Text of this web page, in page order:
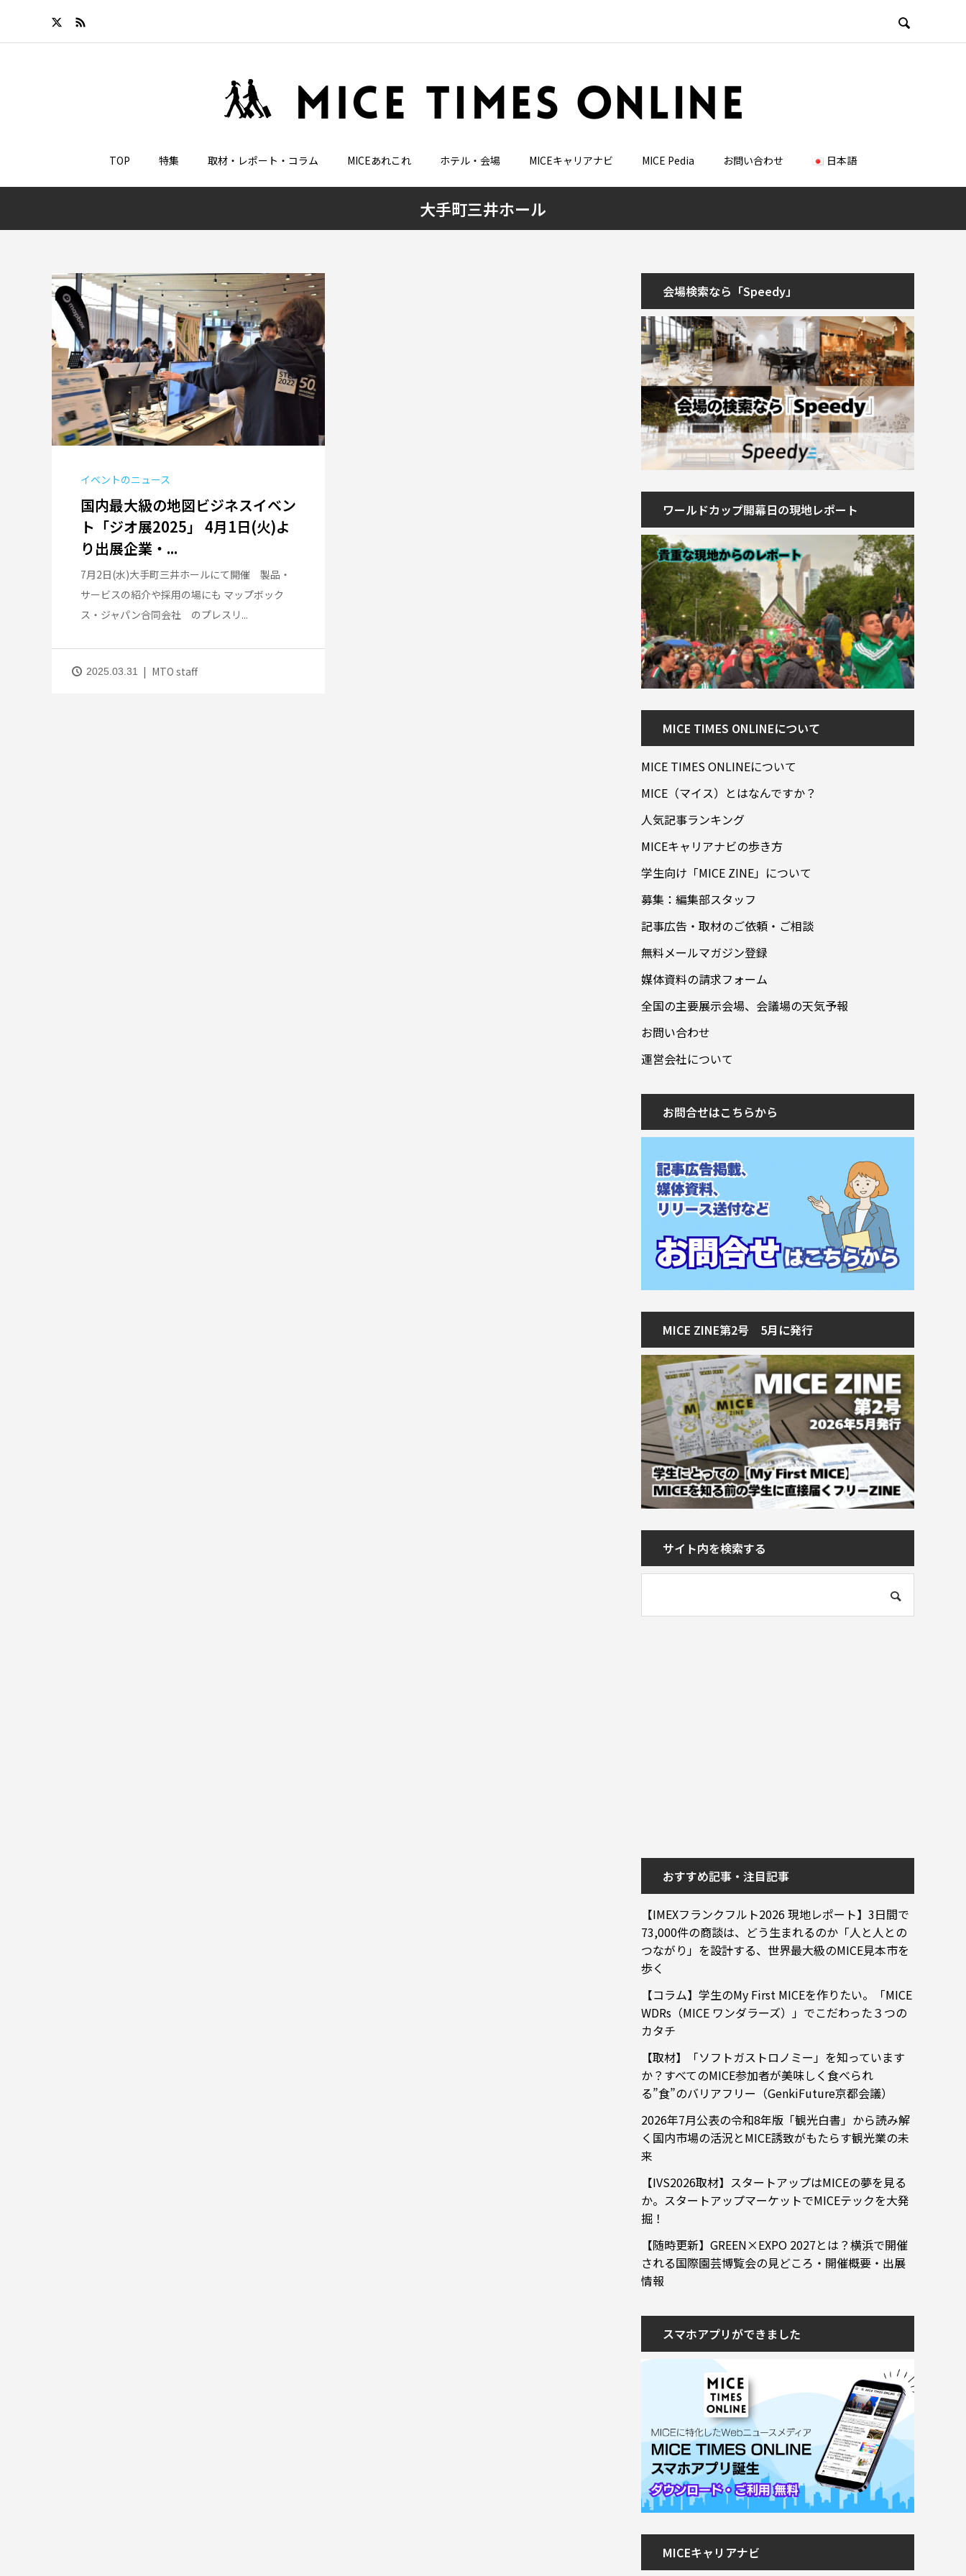

TOP 特集 取材・レポート・コラム MICEあれこれ ホテル・会場 MICEキャリアナビ MICE Pedia お問い合わせ 日本語
大手町三井ホール
イベントのニュース
国内最大級の地図ビジネスイベン
ト「ジオ展2025」 4月1日(火)よ
り出展企業・...
7月2日(水)大手町三井ホールにて開催 製品・
サービスの紹介や採用の場にも マップボック
ス・ジャパン合同会社 のプレスリ...
2025.03.31 MTO staff
会場検索なら「Speedy」
ワールドカップ開幕日の現地レポート
MICE TIMES ONLINEについて
MICE TIMES ONLINEについて
MICE（マイス）とはなんですか？
人気記事ランキング
MICEキャリアナビの歩き方
学生向け「MICE ZINE」について
募集：編集部スタッフ
記事広告・取材のご依頼・ご相談
無料メールマガジン登録
媒体資料の請求フォーム
全国の主要展示会場、会議場の天気予報
お問い合わせ
運営会社について
お問合せはこちらから
MICE ZINE第2号 5月に発行
サイト内を検索する
おすすめ記事・注目記事
【IMEXフランクフルト2026 現地レポート】3日間で
73,000件の商談は、どう生まれるのか「人と人との
つながり」を設計する、世界最大級のMICE見本市を
歩く
【コラム】学生のMy First MICEを作りたい。「MICE
WDRs（MICE ワンダラーズ）」でこだわった３つの
カタチ
【取材】「ソフトガストロノミー」を知っています
か？すべてのMICE参加者が美味しく食べられ
る”食”のバリアフリー（GenkiFuture京都会議）
2026年7月公表の令和8年版「観光白書」から読み解
く国内市場の活況とMICE誘致がもたらす観光業の未
来
【IVS2026取材】スタートアップはMICEの夢を見る
か。スタートアップマーケットでMICEテックを大発
掘！
【随時更新】GREEN×EXPO 2027とは？横浜で開催
される国際園芸博覧会の見どころ・開催概要・出展
情報
スマホアプリができました
MICEキャリアナビ